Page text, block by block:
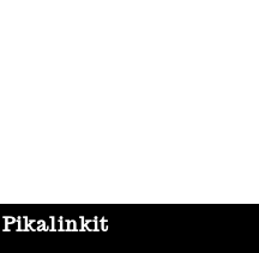
Pikalinkit